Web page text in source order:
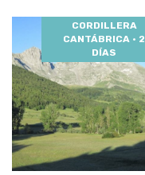
CORDILLERA
CANTÁBRICA · 2
DÍAS